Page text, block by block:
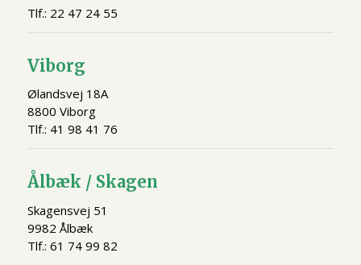
Tlf.: 22 47 24 55
Viborg
Ølandsvej 18A
8800 Viborg
Tlf.: 41 98 41 76
Ålbæk / Skagen
Skagensvej 51
9982 Ålbæk
Tlf.: 61 74 99 82